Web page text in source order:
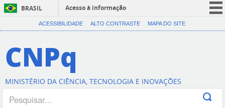
BRASIL
Acesso à informação
CORONAVÍRUS (COVID-19)
Canais
ACESSIBILIDADE ALTO CONTRASTE MAPA DO SITE
CNPq
MINISTÉRIO DA CIÊNCIA, TECNOLOGIA E INOVAÇÕES